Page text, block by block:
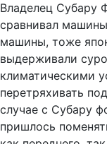
Владелец Субару
сравнивал
машины, тоже
выдерживали
климатическими
перетряхивать
случае с Субару
пришлось